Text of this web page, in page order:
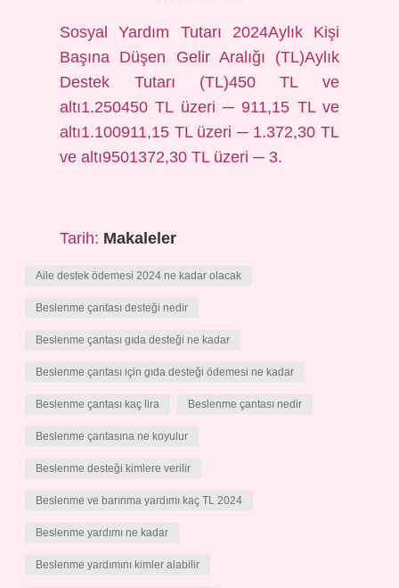
Sosyal Yardım Tutarı 2024Aylık Kişi
Başına Düşen Gelir Aralığı (TL)Aylık
Destek Tutarı (TL)450 TL ve
altı1.250450 TL üzeri ─ 911,15 TL ve
altı1.100911,15 TL üzeri ─ 1.372,30 TL
ve altı9501372,30 TL üzeri ─ 3.
Tarih: Makaleler
Aile destek ödemesi 2024 ne kadar olacak
Beslenme çantası desteği nedir
Beslenme çantası gıda desteği ne kadar
Beslenme çantası için gıda desteği ödemesi ne kadar
Beslenme çantası kaç lira Beslenme çantası nedir
Beslenme çantasına ne koyulur
Beslenme desteği kimlere verilir
Beslenme ve barınma yardımı kaç TL 2024
Beslenme yardımı ne kadar
Beslenme yardımını kimler alabilir